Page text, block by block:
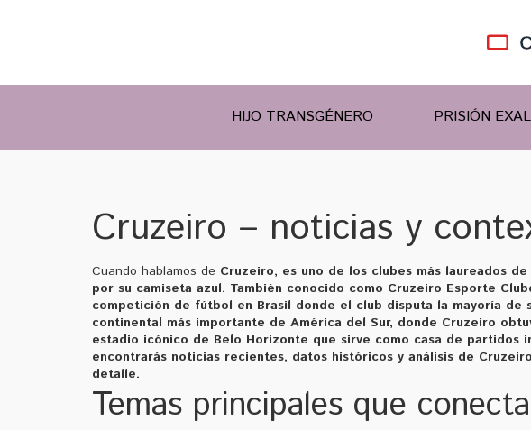
HIJO TRANSGÉNERO PRISIÓN
Cruzeiro – noticias y
Cuando hablamos de Cruzeiro, es uno de los clubes más laureados
por su camiseta azul. También conocido como Cruzeiro Esporte
competición de fútbol en Brasil donde el club disputa la mayoría de
continental más importante de América del Sur, donde Cruzeiro
estadio icónico de Belo Horizonte que sirve como casa de partidos
encontrarás noticias recientes, datos históricos y análisis de Cruzeiro
detalle.
Temas principales que